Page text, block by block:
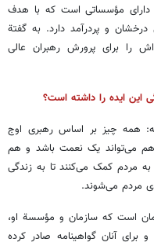
دارای مؤسساتی است که با هدف
و پردرآمد دارد. به گفتة
زندگی‌اش را برای پرورش رهبران عالی
این ایده را داشته است؟
همه چیز بر اساس رهبری اوج
هم می‌تواند یک نعمت باشد و هم
مردم کمک می‌کنند تا به زندگی
مردم می‌شوند.
است که سازمان و مؤسسة او،
آموزش داده و برای آنان گواهینامه صادر کرده